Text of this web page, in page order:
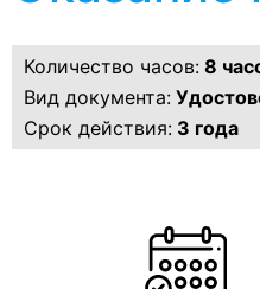
Количество часов: 8
Вид документа:
Срок действия: 3 года